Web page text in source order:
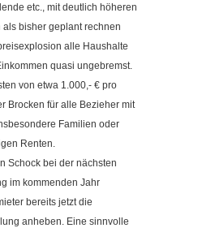
etc., mit deutlich höheren
als bisher geplant rechnen
alle Haushalte
quasi ungebremst.
von etwa 1.000,- € pro
Brocken für alle Bezieher mit
Familien oder
Renten.
Schock bei der nächsten
im kommenden Jahr
bereits jetzt die
anheben. Eine sinnvolle